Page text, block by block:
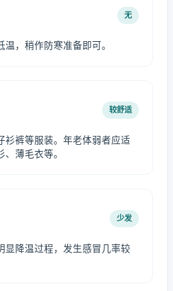
无
，稍作防寒准备即可。
较舒适
衫裤等服装。年老体弱者应适
薄毛衣等。
少发
显降温过程，发生感冒几率较